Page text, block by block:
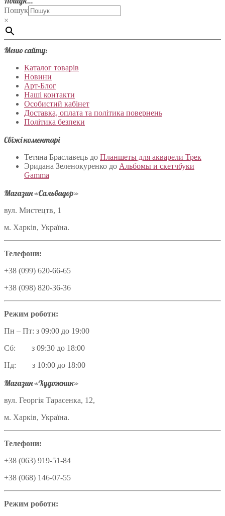
Пошук
×
Меню сайту:
Каталог товарів
Новини
Арт-Блог
Наші контакти
Особистий кабінет
Доставка, оплата та політика повернень
Політика безпеки
Свіжі коментарі
Тетяна Браславець до Планшеты для акварели Трек
Эридана Зеленокуренко до Альбомы и скетчбуки
Gamma
Магазин «Сальвадор»
вул. Мистецтв, 1
м. Харків, Україна.
Телефони:
+38 (099) 620-66-65
+38 (098) 820-36-36
Режим роботи:
Пн – Пт: з 09:00 до 19:00
Сб: з 09:30 до 18:00
Нд: з 10:00 до 18:00
Магазин «Художник»
вул. Георгія Тарасенка, 12,
м. Харків, Україна.
Телефони:
+38 (063) 919-51-84
+38 (068) 146-07-55
Режим роботи: